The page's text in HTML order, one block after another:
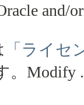
and/
「ライセ
Modify